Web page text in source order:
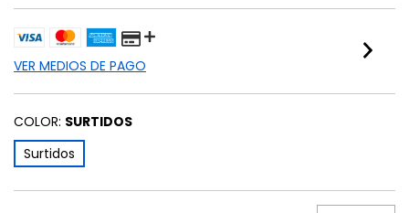
VER MEDIOS DE PAGO
COLOR: SURTIDOS
Surtidos